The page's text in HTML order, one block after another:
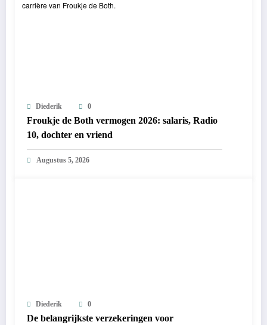
Diederik 0
Froukje de Both vermogen 2026: salaris, Radio
10, dochter en vriend
Augustus 5, 2026
Diederik 0
De belangrijkste verzekeringen voor